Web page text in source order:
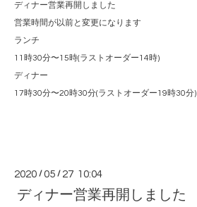
ディナー営業再開しました
営業時間が以前と変更になります
ランチ
11時30分〜15時(ラストオーダー14時)
ディナー
17時30分〜20時30分(ラストオーダー19時30分)
2020 /05 / 27 10:04
ディナー営業再開しました